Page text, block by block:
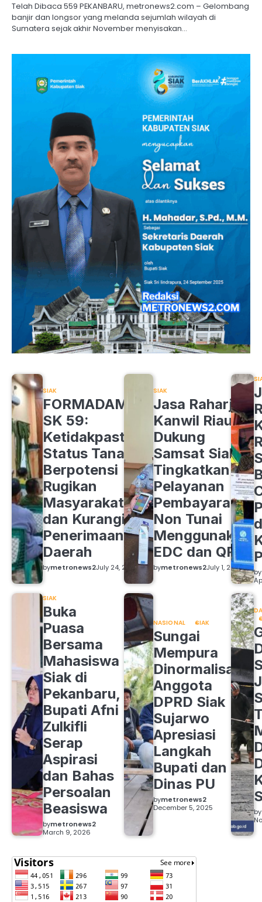
Telah Dibaca 559 PEKANBARU, metronews2.com – Gelombang
banjir dan longsor yang melanda sejumlah wilayah di
Sumatera sejak akhir November menyisakan…
SIAK
FORMADAM
SK 59:
Ketidakpastian
Status Tanah
Berpotensi
Rugikan
Masyarakat
dan Kurangi
Penerimaan
Daerah
bymetronews2July 24, 2026
SIAK
Jasa Raharja
Kanwil Riau
Dukung
Samsat Siak
Tingkatkan
Pelayanan
Pembayaran
Non Tunai
Menggunakan
EDC dan QRIS
bymetronews2July 1, 2026 by
SIAK
Buka
Puasa
Bersama
Mahasiswa
Siak di
Pekanbaru,
Bupati Afni
Zulkifli
Serap
Aspirasi
dan Bahas
Persoalan
Beasiswa
bymetronews2
March 9, 2026
NASIONAL SIAK
Sungai
Mempura
Dinormalisasi,
Anggota
DPRD Siak
Sujarwo
Apresiasi
Langkah
Bupati dan
Dinas PU
bymetronews2
December 5, 2025
by